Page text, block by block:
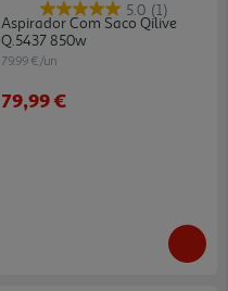
5.0 (1)
Aspirador Com Saco Qilive
Q.5437 850w
79.99 €/un
79,99 €